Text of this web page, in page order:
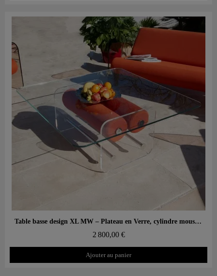
Aperçu rapide Table basse design XL MW – Plateau en Verre, cylindre mousse alvéolaire
2 800,00 €
Ajouter au panier